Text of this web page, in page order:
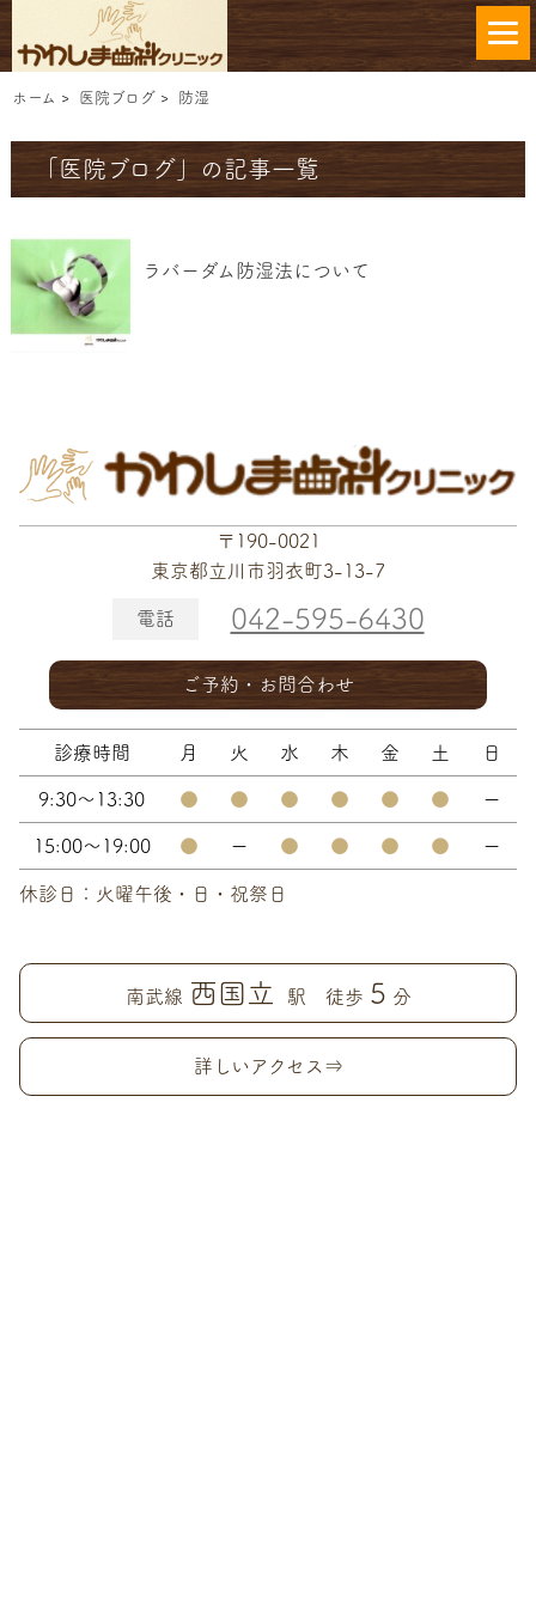
ホーム > 医院ブログ > 防湿
「医院ブログ」の記事一覧
ラバーダム防湿法について
〒190-0021
東京都立川市羽衣町3-13-7
電話 042-595-6430
ご予約・お問合わせ
診療時間 月 火 水 木 金 土 日
9:30～13:30 ● ● ● ● ● ● ー
15:00～19:00 ● ー ● ● ● ● ー
休診日：火曜午後・日・祝祭日
南武線 西国立 駅 徒歩 5 分
詳しいアクセス⇒